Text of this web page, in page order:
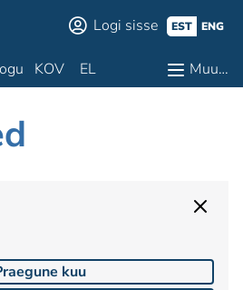
Logi sisse EST ENG
KOV EL Muu…
kuu